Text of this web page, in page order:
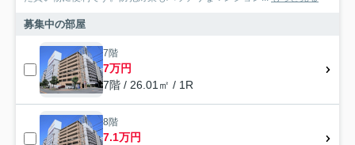
募集中の部屋
7階
7万円
7階 / 26.01㎡ / 1R
8階
7.1万円